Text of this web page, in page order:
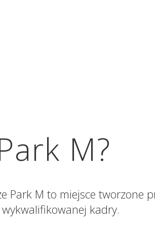
M?
Park M to miejsce tworzone
kadry.